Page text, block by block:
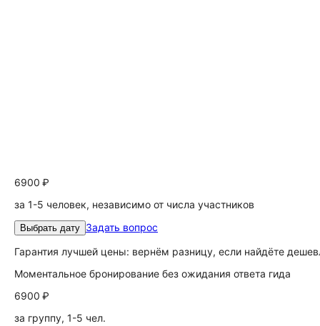
6900 ₽
за 1-5 человек, независимо от числа участников
Выбрать дату Задать вопрос
Гарантия лучшей цены: вернём разницу, если найдёте
Моментальное бронирование без ожидания ответа гида
6900 ₽
за группу, 1-5 чел.